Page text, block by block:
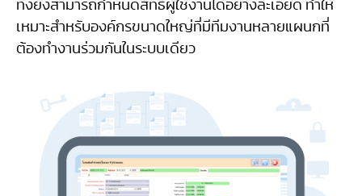
ทั้งยังสามารถกำหนดสิทธิ์ผู้ใช้งานได้อย่างละเอียด ทำให้
เหมาะสำหรับองค์กรขนาดใหญ่ที่มีทีมงานหลายแผนกที่
ต้องทำงานร่วมกันในระบบเดียว